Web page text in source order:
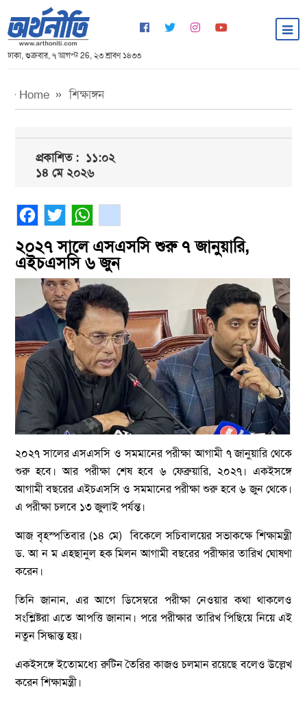
ঢাকা, শুক্রবার, ৭ আগস্ট 26, ২৩ শ্রাবণ ১৪৩৩
Home শিক্ষাঙ্গন
প্রকাশিত :১১:০২
১৪ মে ২০২৬
২০২৭ সালে এসএসসি শুরু ৭ জানুয়ারি,
এইচএসসি ৬ জুন
২০২৭ সালের এসএসসি ও সমমানের পরীক্ষা আগামী ৭ জানুয়ারি থেকে
শুরু হবে। আর পরীক্ষা শেষ হবে ৬ ফেব্রুয়ারি, ২০২৭। একইসঙ্গে
আগামী বছরের এইচএসসি ও সমমানের পরীক্ষা শুরু হবে ৬ জুন থেকে।
এ পরীক্ষা চলবে ১৩ জুলাই পর্যন্ত।
আজ বৃহস্পতিবার (১৪ মে) বিকেলে সচিবালয়ের সভাকক্ষে শিক্ষামন্ত্রী
ড. আ ন ম এহছানুল হক মিলন আগামী বছরের পরীক্ষার তারিখ ঘোষণা
করেন।
তিনি জানান, এর আগে ডিসেম্বরে পরীক্ষা নেওয়ার কথা থাকলেও
সংশ্লিষ্টরা এতে আপত্তি জানান। পরে পরীক্ষার তারিখ পিছিয়ে নিয়ে এই
নতুন সিদ্ধান্ত হয়।
একইসঙ্গে ইতোমধ্যে রুটিন তৈরির কাজও চলমান রয়েছে বলেও উল্লেখ
করেন শিক্ষামন্ত্রী।